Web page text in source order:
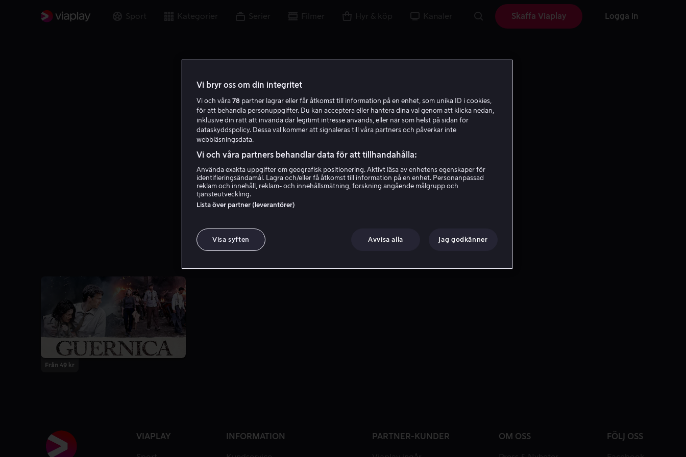
Sport Kategorier Serier Filmer Hyr & köp Kanaler Skaffa Viaplay Logga in
Koldo Serra
Från 49 kr
VIAPLAY INFORMATION PARTNER-KUNDER OM OSS FÖLJ OSS
Vi bryr oss om din integritet
Vi och våra 78 partner lagrar eller får åtkomst till information på en enhet, som unika ID i cookies,
för att behandla personuppgifter. Du kan acceptera eller hantera dina val genom att klicka nedan,
inklusive din rätt att invända där legitimt intresse används, eller när som helst på sidan för
dataskyddspolicy. Dessa val kommer att signaleras till våra partners och påverkar inte
webbläsningsdata.
Vi och våra partners behandlar data för att tillhandahålla:
Använda exakta uppgifter om geografisk positionering. Aktivt läsa av enhetens egenskaper för
identifieringsändamål. Lagra och/eller få åtkomst till information på en enhet. Personanpassad
reklam och innehåll, reklam- och innehållsmätning, forskning angående målgrupp och
tjänsteutveckling.
Lista över partner (leverantörer)
Visa syften Avvisa alla Jag godkänner